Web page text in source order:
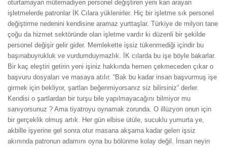
oturtamayan mütemadiyen personel değiştiren yeni kan arayan
işletmelerde patronlar İK Cılara yüklenirler. Hiç bir işletme sık personel
değiştirme nedenini kendisine aramaz yurttaşlar. Türkiye de milyon tane
çoğu da hizmet sektöründe olan işletme vardır ki düzenli bir şekilde
personel değişir gelir gider. Memlekette işsiz tükenmediği içindir bu
başınabuyrukluk ve vurdumduymazlık. İK cılarda bu işe böyle bakarlar.
Bir kaç eleştiri getirin yeni işiniz hakkında hemen çekmeceden çıkar o
başvuru dosyaları ve masaya atılır. “Bak bu kadar insan başvurmuş işe
girmek için bekliyor, şartları beğenmiyorsanız siz bilirsiniz” derler.
Kendisi o şartlardan bir turşu bile yapılmayacağını bilmiyor mu
sanıyorsunuz ? Ama tiyatroyu oynamak zorunda. O illüzyon onun için
bir gerçeklik olmuş artık. Her gün elbise ütüle, sucuklu yumurta ye,
akbille işyerine gel sonra otur masana akşama kadar gelen işsiz
akınında patronun adamını oyna bu bölünme kolay değil. İnsan neyin